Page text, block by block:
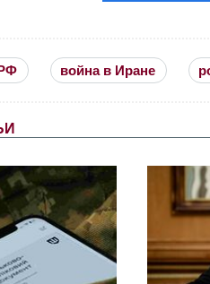
война в Иране